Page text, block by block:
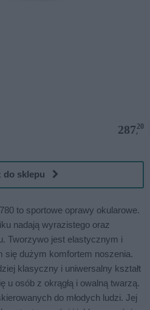
287,
20
do sklepu
to sportowe oprawy okularowe.
nadają wyrazistego oraz
Tworzywo jest elastycznym i
się dużym komfortem noszenia.
klasyczny i uniwersalny kształt
u osób z okrągłą i owalną twarzą.
do młodych ludzi. Jej